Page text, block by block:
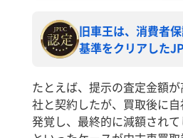
旧車王は、消費者
基準をクリアした
たとえば、提示の査定金額
社と契約したが、買取後に
発覚し、最終的に減額されて